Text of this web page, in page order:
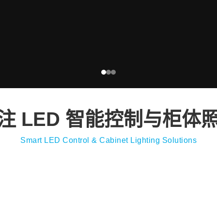
LED 智能控制与柜体
Smart LED Control & Cabinet Lighting Solutions